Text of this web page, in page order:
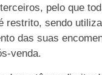
pelo que
restrito, sendo
das suas
venda.